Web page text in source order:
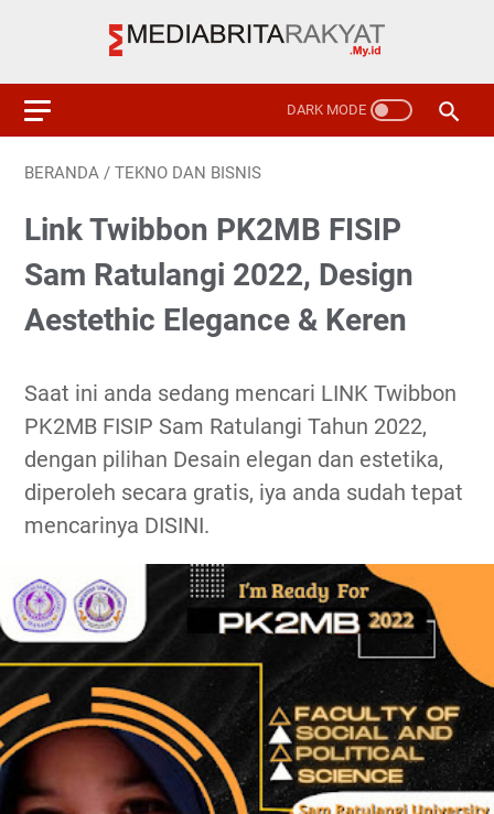
BERANDA / TEKNO DAN BISNIS
Link Twibbon PK2MB FISIP
Sam Ratulangi 2022, Design
Aestethic Elegance & Keren
Saat ini anda sedang mencari LINK Twibbon
PK2MB FISIP Sam Ratulangi Tahun 2022,
dengan pilihan Desain elegan dan estetika,
diperoleh secara gratis, iya anda sudah tepat
mencarinya DISINI.